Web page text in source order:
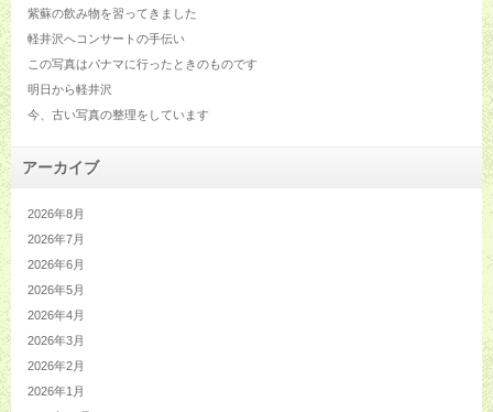
紫蘇の飲み物を習ってきました
軽井沢へコンサートの手伝い
この写真はパナマに行ったときのものです
明日から軽井沢
今、古い写真の整理をしています
アーカイブ
2026年8月
2026年7月
2026年6月
2026年5月
2026年4月
2026年3月
2026年2月
2026年1月